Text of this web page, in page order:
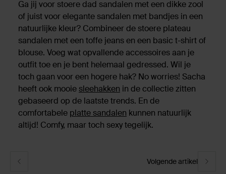
Ga jij voor stoere dad sandalen met een dikke zool
of juist voor elegante sandalen met bandjes in een
natuurlijke kleur? Combineer de stoere plateau
sandalen met een toffe jeans en een basic t-shirt of
blouse. Voeg wat opvallende accessoires aan je
outfit toe en je bent helemaal gedressed. Wil je
toch gaan voor een hogere hak? No worries! Sacha
heeft ook mooie sleehakken in de collectie zitten
gebaseerd op de laatste trends. En de
comfortabele platte sandalen kunnen natuurlijk
altijd! Comfy, maar toch sexy tegelijk.
Volgende artikel